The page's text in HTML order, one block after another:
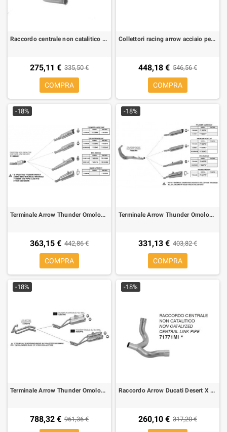
Raccordo centrale non catalitico Arrow per KTM Duke 890 R 2020-2022, CF Moto 800 MT
275,11 € 335,50 €
COMPRA
Collettori racing arrow acciaio per Yamaha Tenere 700 2019-2023
448,18 € 546,56 €
COMPRA
-18%
Terminale Arrow Thunder Omologato Alluminio per Honda CB 1000 R 08-
363,15 € 442,86 €
COMPRA
-18%
Terminale Arrow Thunder Omologato Alluminio per Honda Hornet 600 07-
331,13 € 403,82 €
COMPRA
-18%
Terminale Arrow Thunder Omologato Titanio per Honda FMX 650 05-07
788,32 € 961,36 €
-18%
Raccordo Arrow Ducati Desert X 950 non catalitico
260,10 € 317,20 €